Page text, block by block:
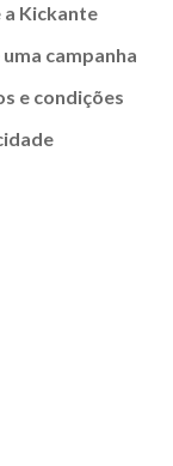
a Kickante
uma campanha
e condições